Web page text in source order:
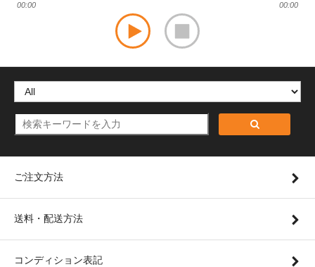
00:00 00:00
ご注文方法
送料・配送方法
コンディション表記